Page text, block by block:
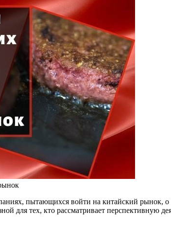
пытающихся войти на китайский рынок, о
для тех, кто рассматривает перспективную